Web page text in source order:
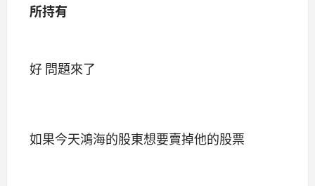
所持有
好 問題來了
如果今天鴻海的股東想要賣掉他的股票